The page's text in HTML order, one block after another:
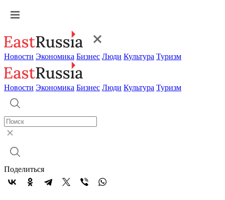
Новости Экономика Бизнес Люди Культура Туризм
Новости Экономика Бизнес Люди Культура Туризм
Поделиться